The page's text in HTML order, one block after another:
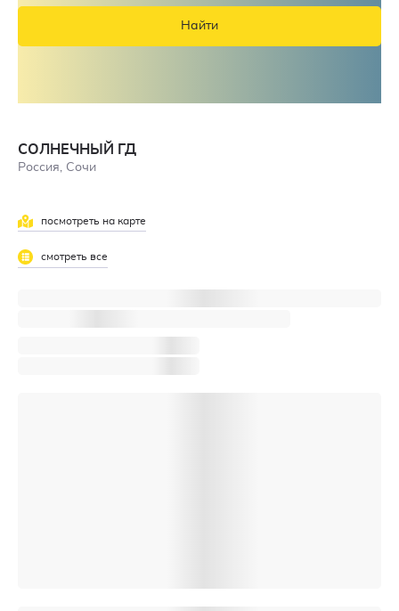
Найти
СОЛНЕЧНЫЙ ГД
Россия, Сочи
посмотреть на карте
смотреть все